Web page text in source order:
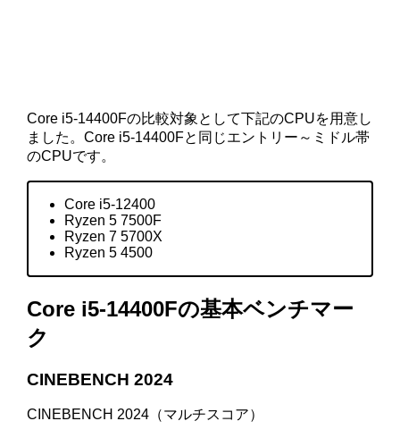
Core i5-14400Fの比較対象として下記のCPUを用意し
ました。Core i5-14400Fと同じエントリー～ミドル帯
のCPUです。
Core i5-12400
Ryzen 5 7500F
Ryzen 7 5700X
Ryzen 5 4500
Core i5-14400Fの基本ベンチマー
ク
CINEBENCH 2024
CINEBENCH 2024（マルチスコア）